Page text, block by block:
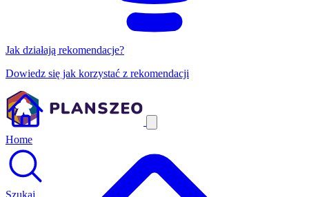
Jak działają rekomendacje?
Dowiedz się jak korzystać z rekomendacji
Home
Szukaj